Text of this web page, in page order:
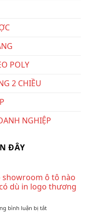
POLY
2 CHIỀU
NGHIỆP
ĐÂY
showroom ô tô nào
dù in logo thương
bình luận bị tắtở